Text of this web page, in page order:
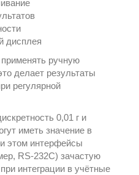
дисплея
ручную
делает результаты
регулярной
0,01 г и
иметь значение в
этом интерфейсы
RS-232C) зачастую
интеграции в учётные